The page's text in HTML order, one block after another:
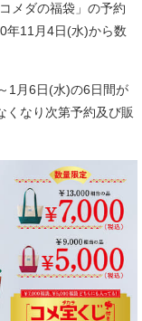
メダの福袋」の予約
年11月4日(水)から数
1月6日(水)の6日間が
くなり次第予約及び販